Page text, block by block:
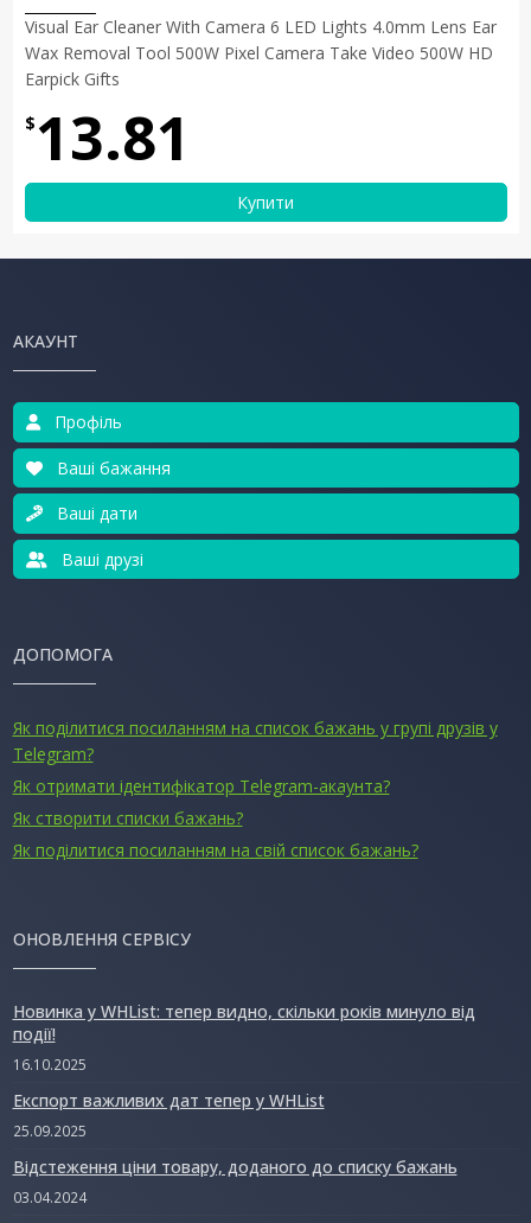
Visual Ear Cleaner With Camera 6 LED Lights 4.0mm Lens Ear
Wax Removal Tool ​500W Pixel Camera Take Video 500W HD
Earpick Gifts
$ 13.81
Купити
АКАУНТ
Профіль
Ваші бажання
Ваші дати
Ваші друзі
ДОПОМОГА
Як поділитися посиланням на список бажань у групі друзів у
Telegram?
Як отримати ідентифікатор Telegram-акаунта?
Як створити списки бажань?
Як поділитися посиланням на свій список бажань?
ОНОВЛЕННЯ СЕРВІСУ
Новинка у WHList: тепер видно, скільки років минуло від
події!
16.10.2025
Експорт важливих дат тепер у WHList
25.09.2025
Відстеження ціни товару, доданого до списку бажань
03.04.2024